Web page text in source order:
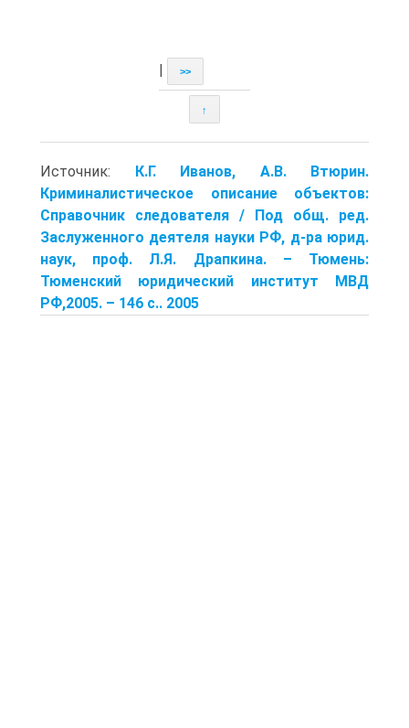
>>
↑
Источник: К.Г. Иванов, А.В. Втюрин.
Криминалистическое описание объектов:
Справочник следователя / Под общ. ред.
Заслуженного деятеля науки РФ, д-ра юрид.
наук, проф. Л.Я. Драпкина. – Тюмень:
Тюменский юридический институт МВД
РФ,2005. – 146 с.. 2005